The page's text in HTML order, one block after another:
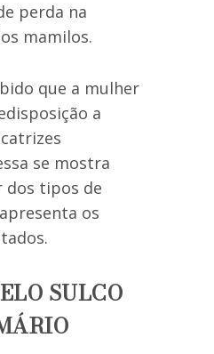
perda na
mamilos.
que a mulher
a
se mostra
dos tipos de
os
SULCO